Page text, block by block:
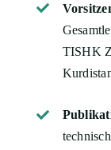
TISHK